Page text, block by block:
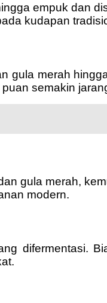
empuk dan
kudapan
gula merah
semakin
gula merah,
modern.
difermentasi.